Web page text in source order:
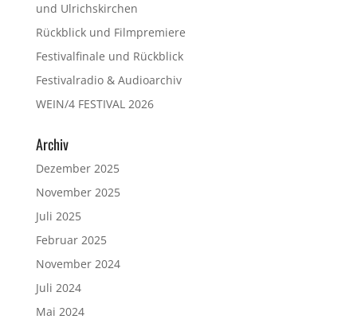
und Ulrichskirchen
Rückblick und Filmpremiere
Festivalfinale und Rückblick
Festivalradio & Audioarchiv
WEIN/4 FESTIVAL 2026
Archiv
Dezember 2025
November 2025
Juli 2025
Februar 2025
November 2024
Juli 2024
Mai 2024